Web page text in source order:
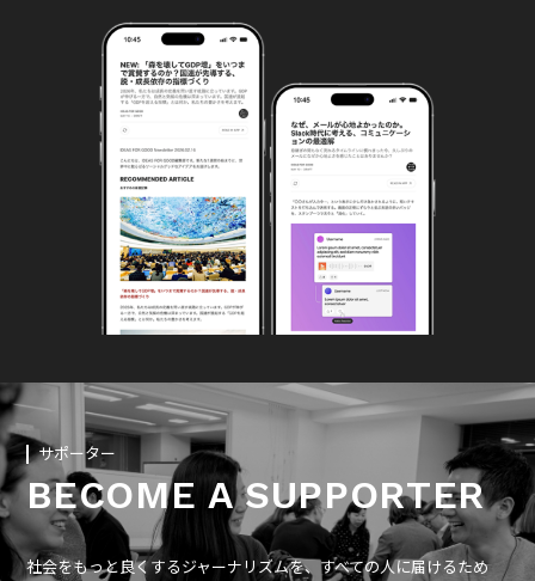
サポーター
BECOME A SUPPORTER
社会をもっと良くするジャーナリズムを、すべての人に届けるため